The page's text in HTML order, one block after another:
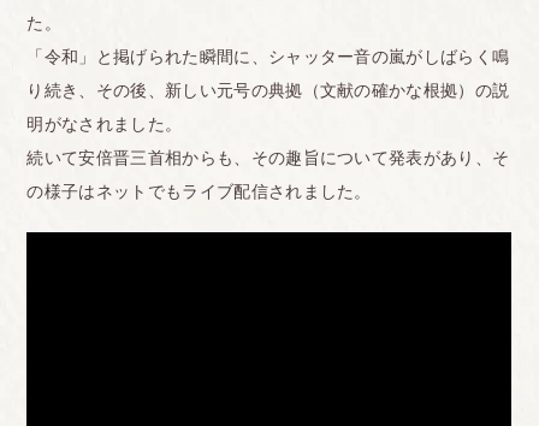
た。
「令和」と掲げられた瞬間に、シャッター音の嵐がしばらく鳴
り続き、その後、新しい元号の典拠（文献の確かな根拠）の説
明がなされました。
続いて安倍晋三首相からも、その趣旨について発表があり、そ
の様子はネットでもライブ配信されました。